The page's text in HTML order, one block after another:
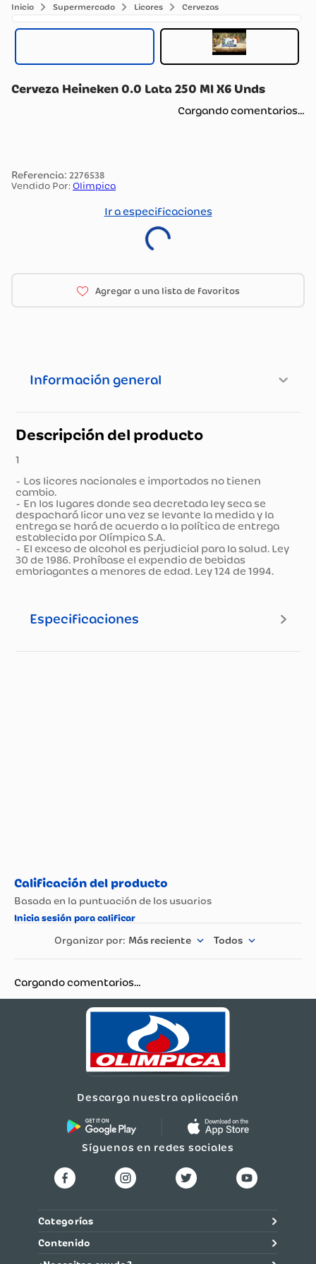
Supermercado Licores Cervezas
Cerveza Heineken 0.0 Lata 250 Ml X6 Unds
Cargando comentarios…
: 2276538
Vendido Por: Olimpica
Ir a especificaciones
Información general
Descripción del producto
1
- Los licores nacionales e importados no tienen
cambio.
- En los lugares donde sea decretada ley seca se
despachará licor una vez se levante la medida y la
entrega se hará de acuerdo a la política de entrega
establecida por Olímpica S.A.
- El exceso de alcohol es perjudicial para la salud. Ley
30 de 1986. Prohíbase el expendio de bebidas
embriagantes a menores de edad. Ley 124 de 1994.
Especificaciones
Más reciente Todos
Cargando comentarios…
Descarga nuestra aplicación
Síguenos en redes sociales
Categorías
Contenido